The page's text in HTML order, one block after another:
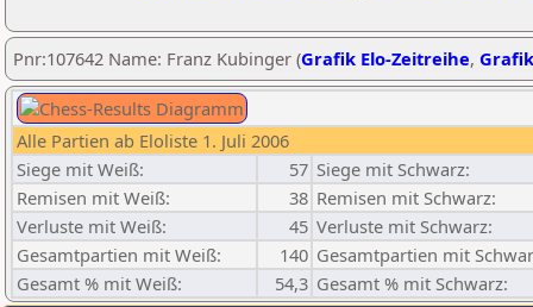
Pnr:107642 Name: Franz Kubinger (Grafik Elo-Zeitreihe,
Alle Partien ab Eloliste 1. Juli 2006
Siege mit Weiß:
57 Siege mit Schwarz:
Remisen mit Weiß:
38 Remisen mit Schwarz:
Verluste mit Weiß:
45 Verluste mit Schwarz:
Gesamtpartien mit Weiß:
140 Gesamtpartien mit
Gesamt % mit Weiß:
54,3 Gesamt % mit Schwarz: